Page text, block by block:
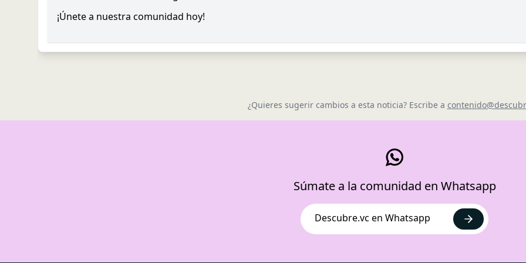
¡Únete a nuestra comunidad hoy!
¿Quieres sugerir cambios a esta noticia? Escribe a
Súmate a la comunidad en Whatsapp
Descubre.vc en Whatsapp